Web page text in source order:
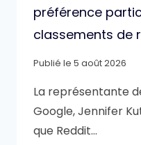
préférence
classements de
Publié le 5 août 2026
La représentante
Google, Jennifer
que Reddit…